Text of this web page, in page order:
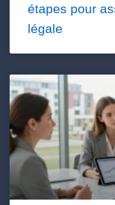
étapes pour
légale